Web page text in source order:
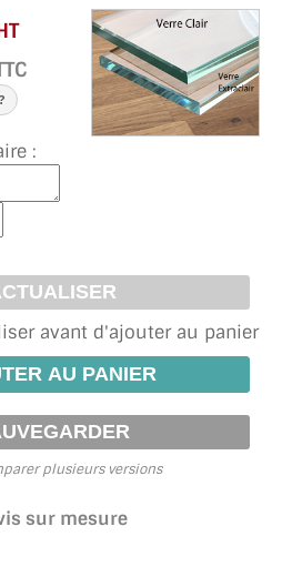
:
avant d'ajouter au panier
plusieurs versions
sur mesure